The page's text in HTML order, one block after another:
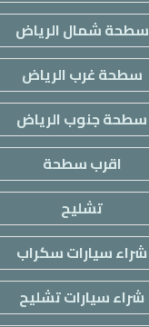
سطحة شمال الرياض
سطحة غرب الرياض
سطحة جنوب الرياض
اقرب سطحة
تشليح
شراء سيارات سكراب
شراء سيارات تشليح